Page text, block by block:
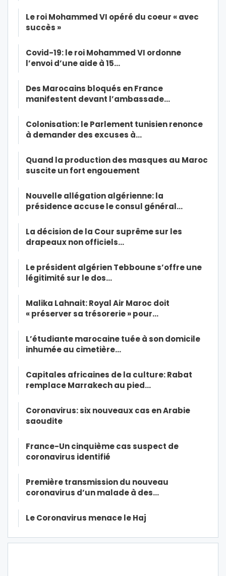
Le roi Mohammed VI opéré du coeur « avec
succès »
Covid-19: le roi Mohammed VI ordonne
l’envoi d’une aide à 15…
Des Marocains bloqués en France
manifestent devant l’ambassade…
Colonisation: le Parlement tunisien renonce
à demander des excuses à…
Quand la production des masques au Maroc
suscite un fort engouement
Nouvelle allégation algérienne: la
présidence accuse le consul général…
La décision de la Cour suprême sur les
drapeaux non officiels…
Le président algérien Tebboune s’offre une
légitimité sur le dos…
Malika Lahnait: Royal Air Maroc doit
« préserver sa trésorerie » pour…
L’étudiante marocaine tuée à son domicile
inhumée au cimetière…
Capitales africaines de la culture: Rabat
remplace Marrakech au pied…
Coronavirus: six nouveaux cas en Arabie
saoudite
France-Un cinquième cas suspect de
coronavirus identifié
Première transmission du nouveau
coronavirus d’un malade à des…
Le Coronavirus menace le Haj